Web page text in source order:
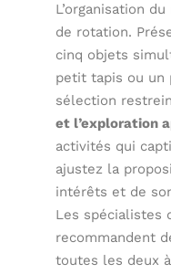
L’organisation
de rotation.
cinq objets
petit tapis ou un
sélection
et l’exploration
activités qui
ajustez la
intérêts et de
Les spécialistes
recommandent
toutes les deux